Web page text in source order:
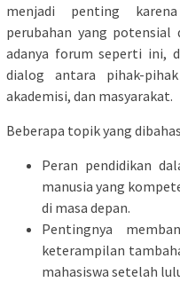
menjadi penting
perubahan yang potensial
adanya forum seperti ini,
dialog antara pihak-
akademisi, dan masyarakat.
Beberapa topik yang
Peran pendidikan
manusia yang
di masa depan.
Pentingnya
keterampilan
mahasiswa setelah